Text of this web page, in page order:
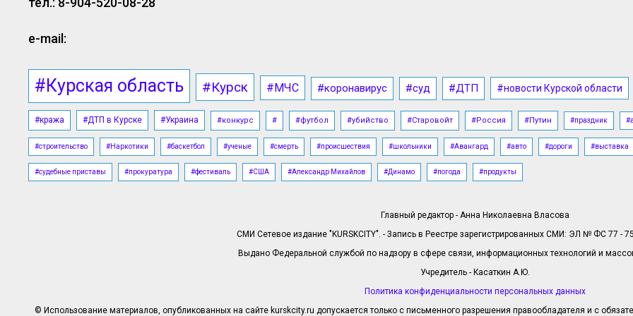
e-mail:
#Курская область #Курск #МЧС #коронавирус #суд #ДТП #новости Курской области
#кража #ДТП в Курске #Украина #конкурс # #футбол #убийство #Старовойт #Россия #Путин #праздник
#строительство #Наркотики #баскетбол #ученые #смерть #происшествия #школьники #Авангард #авто #дороги #выставка
#судебные приставы #прокуратура #фестиваль #США #Александр Михайлов #Динамо #погода #продукты
Главный редактор - Анна Николаевна Власова
СМИ Сетевое издание "KURSKCITY". - Запись в Реестре зарегистрированных СМИ: ЭЛ № ФС 77 -
Выдано Федеральной службой по надзору в сфере связи, информационных технологий и
Учредитель - Касаткин А.Ю.
Политика конфиденциальности персональных данных
© Использование материалов, опубликованных на сайте kurskcity.ru допускается только с письменного разрешения правообладателя и с